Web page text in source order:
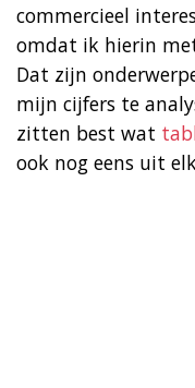
commercieel
omdat ik hierin
Dat zijn
mijn cijfers te
zitten best wat
ook nog eens uit